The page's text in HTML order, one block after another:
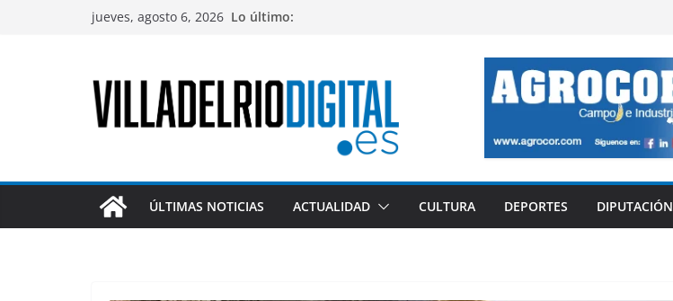
jueves, agosto 6, 2026 Lo último:
ÚLTIMAS NOTICIAS ACTUALIDAD CULTURA DEPORTES DIPUTACIÓN